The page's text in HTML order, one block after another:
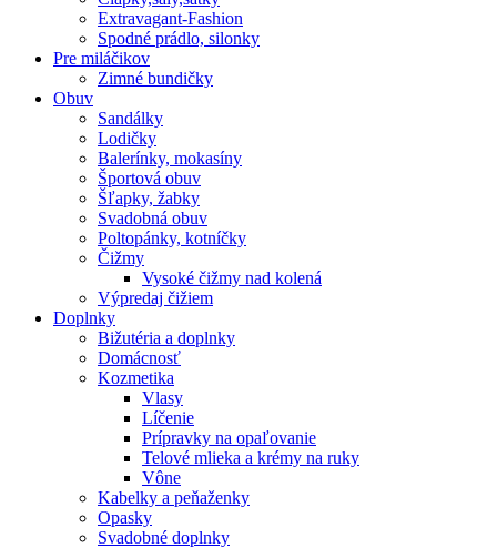
Extravagant-Fashion
Spodné prádlo, silonky
Pre miláčikov
Zimné bundičky
Obuv
Sandálky
Lodičky
Balerínky, mokasíny
Športová obuv
Šľapky, žabky
Svadobná obuv
Poltopánky, kotníčky
Čižmy
Vysoké čižmy nad kolená
Výpredaj čižiem
Doplnky
Bižutéria a doplnky
Domácnosť
Kozmetika
Vlasy
Líčenie
Prípravky na opaľovanie
Telové mlieka a krémy na ruky
Vône
Kabelky a peňaženky
Opasky
Svadobné doplnky